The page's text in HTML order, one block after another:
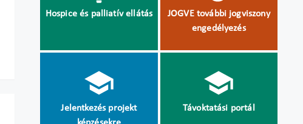
Hospice és palliatív ellátás
JOGVE további jogviszony
engedélyezés
Jelentkezés projekt
Távoktatási portál